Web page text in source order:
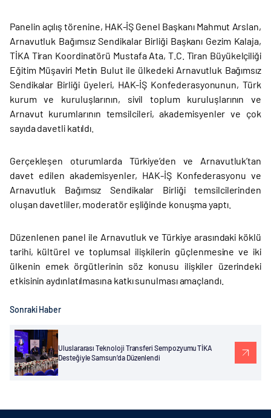
Panelin açılış törenine, HAK-İŞ Genel Başkanı Mahmut Arslan,
Arnavutluk Bağımsız Sendikalar Birliği Başkanı Gezim Kalaja,
TİKA Tiran Koordinatörü Mustafa Ata, T.C. Tiran Büyükelçiliği
Eğitim Müşaviri Metin Bulut ile ülkedeki Arnavutluk Bağımsız
Sendikalar Birliği üyeleri, HAK-İŞ Konfederasyonunun, Türk
kurum ve kuruluşlarının, sivil toplum kuruluşlarının ve
Arnavut kurumlarının temsilcileri, akademisyenler ve çok
sayıda davetli katıldı.
Gerçekleşen oturumlarda Türkiye’den ve Arnavutluk’tan
davet edilen akademisyenler, HAK-İŞ Konfederasyonu ve
Arnavutluk Bağımsız Sendikalar Birliği temsilcilerinden
oluşan davetliler, moderatör eşliğinde konuşma yaptı.
Düzenlenen panel ile Arnavutluk ve Türkiye arasındaki köklü
tarihi, kültürel ve toplumsal ilişkilerin güçlenmesine ve iki
ülkenin emek örgütlerinin söz konusu ilişkiler üzerindeki
etkisinin aydınlatılmasına katkı sunulması amaçlandı.
Sonraki Haber
Uluslararası Teknoloji Transferi Sempozyumu TİKA
Desteğiyle Samsun’da Düzenlendi